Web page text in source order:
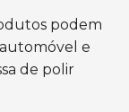
podem
e
de polir